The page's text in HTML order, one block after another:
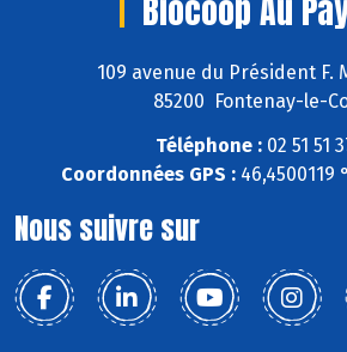
Biocoop Au
109 avenue du Président F.
85200 Fontenay-le-
Téléphone : 02 51 51
Coordonnées GPS : 46,4500119
Nous suivre sur